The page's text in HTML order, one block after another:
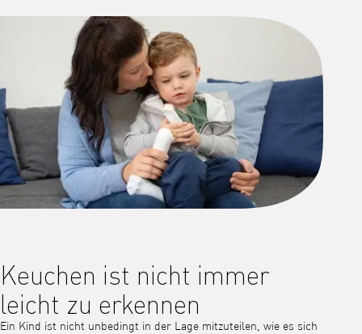
Keuchen ist nicht immer
leicht zu erkennen
Ein Kind ist nicht unbedingt in der Lage mitzuteilen, wie es sich